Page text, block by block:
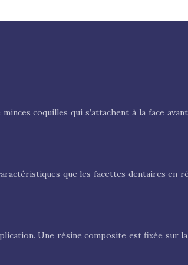
coquilles qui s’attachent à la face
que les facettes dentaires
Une résine composite est fixée sur